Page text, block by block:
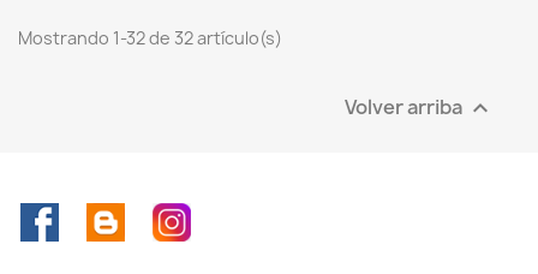
Mostrando 1-32 de 32 artículo(s)
Volver arriba 
FacebookRss Instagram